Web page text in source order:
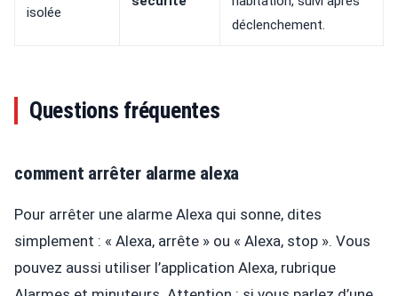
isolée
déclenchement.
Questions fréquentes
comment arrêter alarme alexa
Pour arrêter une alarme Alexa qui sonne, dites
simplement : « Alexa, arrête » ou « Alexa, stop ». Vous
pouvez aussi utiliser l’application Alexa, rubrique